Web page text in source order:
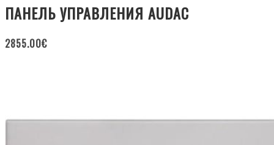
ПАНЕЛЬ УПРАВЛЕНИЯ AUDAC
2855.00€